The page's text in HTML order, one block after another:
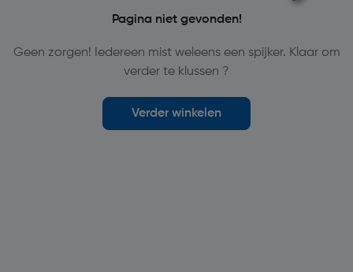
Pagina niet gevonden!
Geen zorgen! Iedereen mist weleens een spijker. Klaar om
verder te klussen ?
Verder winkelen